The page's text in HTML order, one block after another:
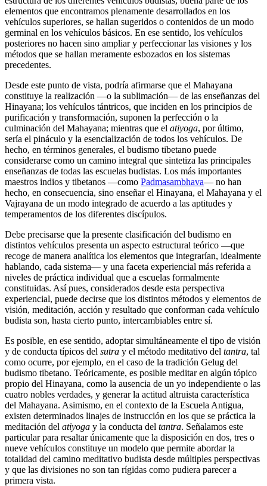
elementos que encontramos plenamente desarrollados en los
vehículos superiores, se hallan sugeridos o contenidos de un modo
germinal en los vehículos básicos. En ese sentido, los vehículos
posteriores no hacen sino ampliar y perfeccionar las visiones y los
métodos que se hallan meramente esbozados en los sistemas
precedentes.
Desde este punto de vista, podría afirmarse que el Mahayana
constituye la realización ―o la sublimación― de las enseñanzas del
Hinayana; los vehículos tántricos, que inciden en los principios de
purificación y transformación, suponen la perfección o la
culminación del Mahayana; mientras que el atiyoga, por último,
sería el pináculo y la esencialización de todos los vehículos. De
hecho, en términos generales, el budismo tibetano puede
considerarse como un camino integral que sintetiza las principales
enseñanzas de todas las escuelas budistas. Los más importantes
maestros indios y tibetanos ―como Padmasambhava― no han
hecho, en consecuencia, sino enseñar el Hinayana, el Mahayana y el
Vajrayana de un modo integrado de acuerdo a las aptitudes y
temperamentos de los diferentes discípulos.
Debe precisarse que la presente clasificación del budismo en
distintos vehículos presenta un aspecto estructural teórico ―que
recoge de manera analítica los elementos que integrarían, idealmente
hablando, cada sistema― y una faceta experiencial más referida a
niveles de práctica individual que a escuelas formalmente
constituidas. Así pues, considerados desde esta perspectiva
experiencial, puede decirse que los distintos métodos y elementos de
visión, meditación, acción y resultado que conforman cada vehículo
budista son, hasta cierto punto, intercambiables entre sí.
Es posible, en ese sentido, adoptar simultáneamente el tipo de visión
y de conducta típicos del sutra y el método meditativo del tantra, tal
como ocurre, por ejemplo, en el caso de la tradición Gelug del
budismo tibetano. Teóricamente, es posible meditar en algún tópico
propio del Hinayana, como la ausencia de un yo independiente o las
cuatro nobles verdades, y generar la actitud altruista característica
del Mahayana. Asimismo, en el contexto de la Escuela Antigua,
existen determinados linajes de instrucción en los que se práctica la
meditación del atiyoga y la conducta del tantra. Señalamos este
particular para resaltar únicamente que la disposición en dos, tres o
nueve vehículos constituye un modelo que permite abordar la
totalidad del camino meditativo budista desde múltiples perspectivas
y que las divisiones no son tan rígidas como pudiera parecer a
primera vista.